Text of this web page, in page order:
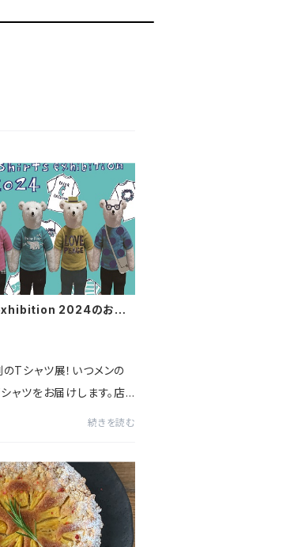
2024のお知
Tシャツ展！いつメンの
ャツをお届けします。店
、ぜひチェックしてくださ
) ＊10(...
続きを読む